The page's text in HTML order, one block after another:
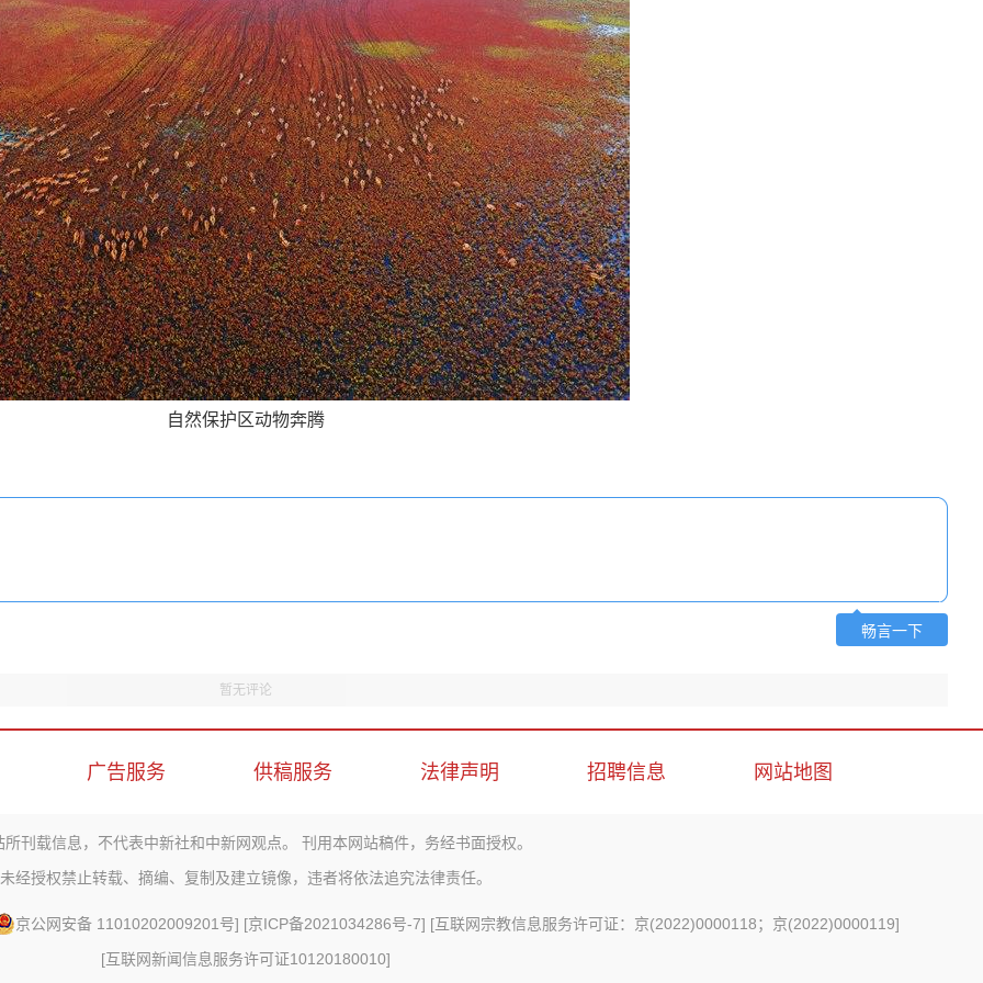
自然保护区动物奔腾
畅言一下
暂无评论
广告服务 供稿服务 法律声明 招聘信息 网站地图
所刊载信息，不代表中新社和中新网观点。 刊用本网站稿件，务经书面授权。
未经授权禁止转载、摘编、复制及建立镜像，违者将依法追究法律责任。
京公网安备 11010202009201号] [京ICP备2021034286号-7] [互联网宗教信息服务许可证：京(2022)0000118；京(2022)0000119]
[互联网新闻信息服务许可证10120180010]